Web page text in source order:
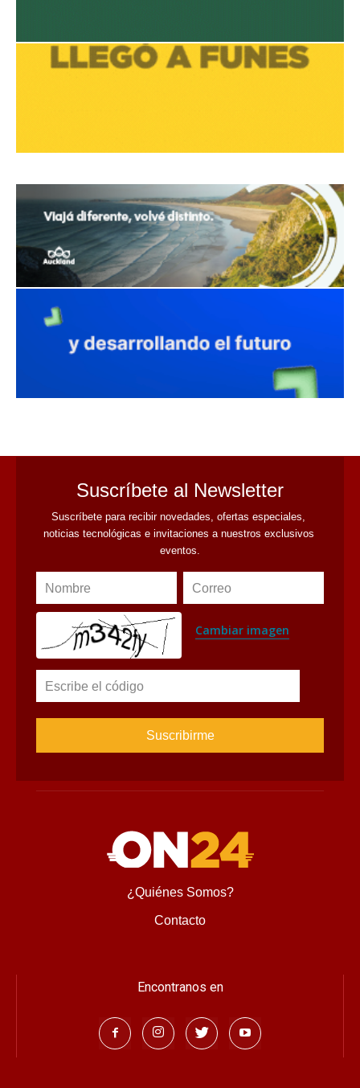
Suscríbete al Newsletter
Suscríbete para recibir novedades, ofertas especiales,
noticias tecnológicas e invitaciones a nuestros exclusivos
eventos.
Nombre Correo
Cambiar imagen
Escribe el código
¿Quiénes Somos?
Contacto
Encontranos en